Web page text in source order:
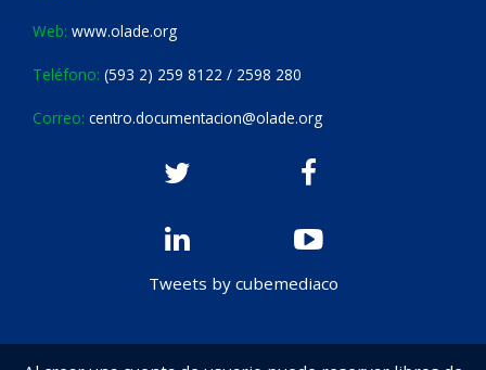
Web: www.olade.org
Teléfono: (593 2) 259 8122 / 2598 280
Correo: centro.documentacion@olade.org
Tweets by cubemediaco